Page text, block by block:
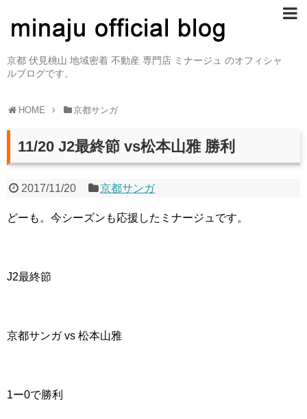
京都 伏見桃山 地域密着 不動産 専門店 ミナージュ のオフィシャ
ルブログです。
HOME 京都サンガ
11/20 J2最終節 vs松本山雅 勝利
2017/11/20 京都サンガ
どーも。今シーズンも応援したミナージュです。
J2最終節
京都サンガ vs 松本山雅
1ー0で勝利